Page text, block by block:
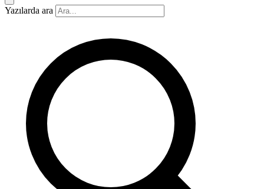
Yazılarda ara